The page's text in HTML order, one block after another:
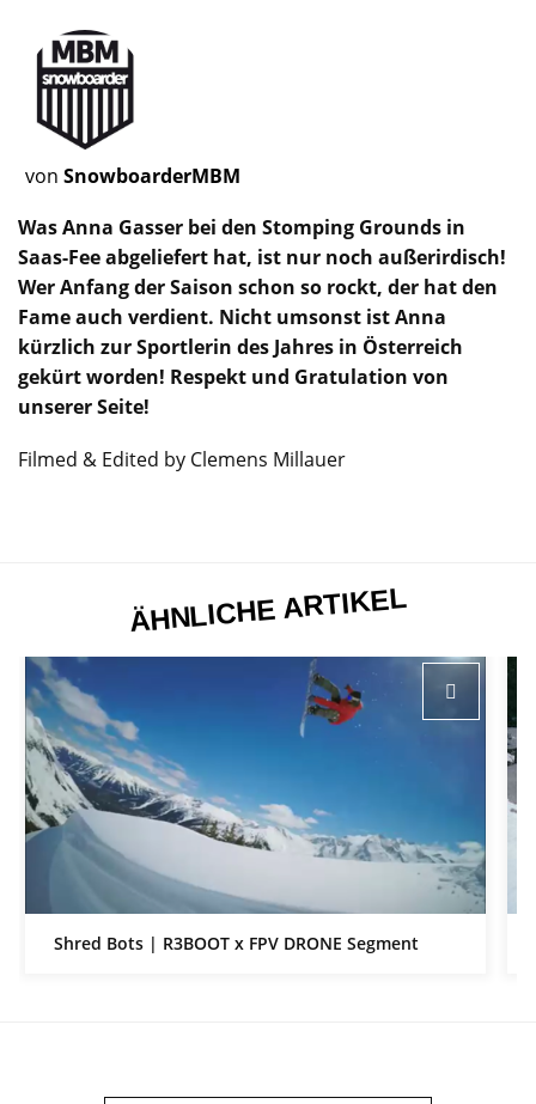
von SnowboarderMBM
Was Anna Gasser bei den Stomping Grounds in
Saas-Fee abgeliefert hat, ist nur noch außerirdisch!
Wer Anfang der Saison schon so rockt, der hat den
Fame auch verdient. Nicht umsonst ist Anna
kürzlich zur Sportlerin des Jahres in Österreich
gekürt worden! Respekt und Gratulation von
unserer Seite!
Filmed & Edited by Clemens Millauer
ÄHNLICHE ARTIKEL
Shred Bots | R3BOOT x FPV DRONE Segment